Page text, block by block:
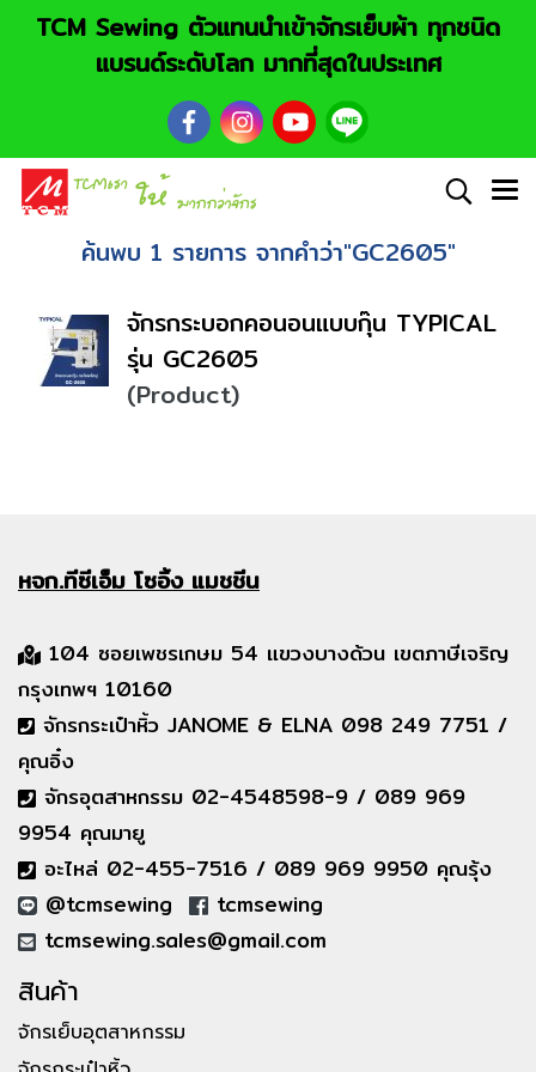
TCM Sewing ตัวแทนนำเข้าจักรเย็บผ้า ทุกชนิด
แบรนด์ระดับโลก มากที่สุดในประเทศ
ค้นพบ 1 รายการ จากคำว่า"GC2605"
จักรกระบอกคอนอนแบบกุ๊น TYPICAL
รุ่น GC2605
(Product)
หจก.ทีซีเอ็มโซอิ้ง แมชชีน
104 ซอยเพชรเกษม 54 แขวงบางด้วน เขตภาษีเจริญ
กรุงเทพฯ 10160
จักรกระเป๋าหิ้ว JANOME & ELNA 098 249 7751 /
คุณอิ๋ง
จักรอุตสาหกรรม 02-4548598-9 / 089 969
9954 คุณมายู
อะไหล่ 02-455-7516 / 089 969 9950 คุณรุ้ง
@tcmsewing
tcmsewing
tcmsewing.sales@gmail.com
สินค้า
จักรเย็บอุตสาหกรรม